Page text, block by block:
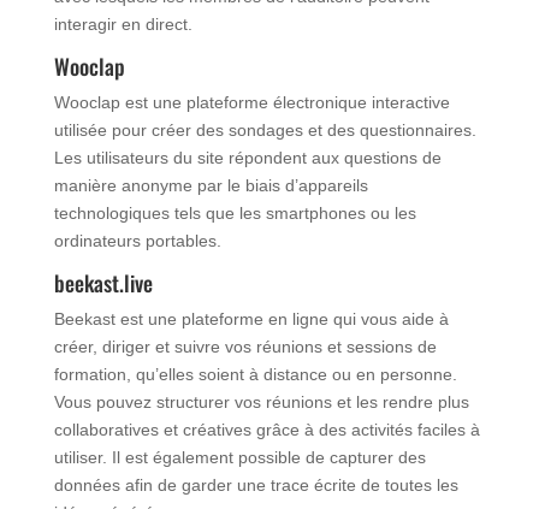
interagir en direct.
Wooclap
Wooclap est une plateforme électronique interactive
utilisée pour créer des sondages et des questionnaires.
Les utilisateurs du site répondent aux questions de
manière anonyme par le biais d’appareils
technologiques tels que les smartphones ou les
ordinateurs portables.
beekast.live
Beekast est une plateforme en ligne qui vous aide à
créer, diriger et suivre vos réunions et sessions de
formation, qu’elles soient à distance ou en personne.
Vous pouvez structurer vos réunions et les rendre plus
collaboratives et créatives grâce à des activités faciles à
utiliser. Il est également possible de capturer des
données afin de garder une trace écrite de toutes les